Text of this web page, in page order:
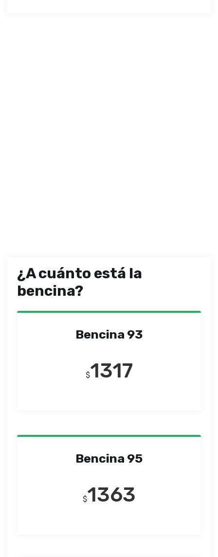
¿A cuánto está la
bencina?
Bencina 93
$1317
Bencina 95
$1363